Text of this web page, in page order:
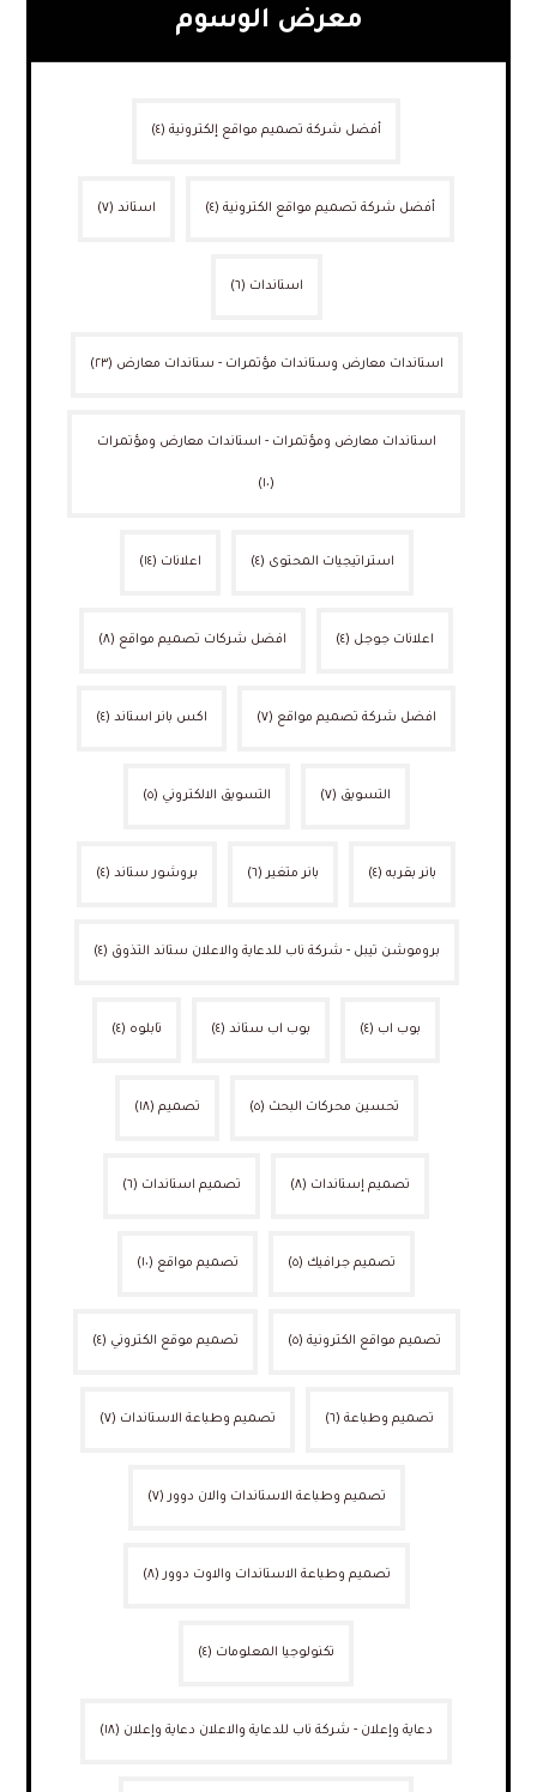
معرض الوسوم
أفضل شركة تصميم مواقع إلكترونية (٤)
أفضل شركة تصميم مواقع الكترونية (٤) استاند (٧)
استاندات (٦)
استاندات معارض وستاندات مؤتمرات - ستاندات معارض (٢٣)
استاندات معارض ومؤتمرات - استاندات معارض ومؤتمرات
(١٠)
استراتيجيات المحتوى (٤) اعلانات (١٤)
اعلانات جوجل (٤) افضل شركات تصميم مواقع (٨)
افضل شركة تصميم مواقع (٧) اكس بانر استاند (٤)
التسويق (٧) التسويق الالكتروني (٥)
بانر بقربه (٤) بانر متغير (٦) بروشور ستاند (٤)
بروموشن تيبل - شركة ناب للدعاية والاعلان ستاند التذوق (٤)
بوب اب (٤) بوب اب ستاند (٤) تابلوه (٤)
تحسين محركات البحث (٥) تصميم (١٨)
تصميم إستاندات (٨) تصميم استاندات (٦)
تصميم جرافيك (٥) تصميم مواقع (١٠)
تصميم مواقع الكترونية (٥) تصميم موقع الكتروني (٤)
تصميم وطباعة (٦) تصميم وطباعة الاستاندات (٧)
تصميم وطباعة الاستاندات والان دوور (٧)
تصميم وطباعة الاستاندات والاوت دوور (٨)
تكنولوجيا المعلومات (٤)
دعاية وإعلان - شركة ناب للدعاية والاعلان دعاية وإعلان (١٨)